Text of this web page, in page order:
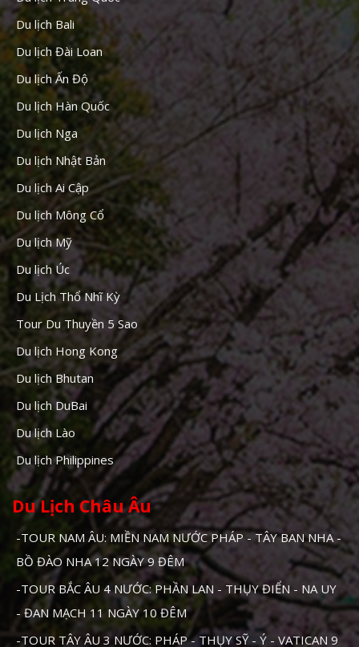
Du lịch Bali
Du lịch Đài Loan
Du lịch Ấn Độ
Du lịch Hàn Quốc
Du lịch Nga
Du lịch Nhật Bản
Du lịch Ai Cập
Du lịch Mông Cổ
Du lịch Mỹ
Du lịch Úc
Du Lịch Thổ Nhĩ Kỳ
Tour Du Thuyền 5 Sao
Du lịch Hong Kong
Du lịch Bhutan
Du lịch DuBai
Du lịch Lào
Du lịch Philippines
Du Lịch Châu Âu
-TOUR NAM ÂU: MIỀN NAM NƯỚC PHÁP - TÂY BAN NHA -
BỒ ĐÀO NHA 12 NGÀY 9 ĐÊM
-TOUR BẮC ÂU 4 NƯỚC: PHẦN LAN - THỤY ĐIỂN - NA UY
- ĐAN MẠCH 11 NGÀY 10 ĐÊM
-TOUR TÂY ÂU 3 NƯỚC: PHÁP - THỤY SỸ - Ý - VATICAN 9